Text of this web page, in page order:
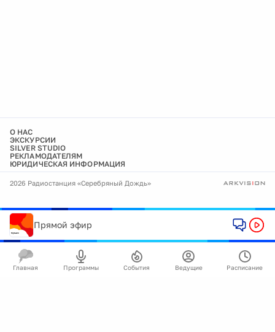
О НАС
ЭКСКУРСИИ
SILVER STUDIO
РЕКЛАМОДАТЕЛЯМ
ЮРИДИЧЕСКАЯ ИНФОРМАЦИЯ
2026 Радиостанция «Серебряный Дождь»
Прямой эфир
Главная Программы События Ведущие Расписание